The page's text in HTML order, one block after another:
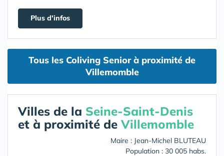
Plus d'infos
Tous les Coliving Senior à proximité de
Villemomble
Villes de la Seine-Saint-Denis
et à proximité deVillemomble
Maire : Jean-Michel BLUTEAU
Population : 30 005 habs.